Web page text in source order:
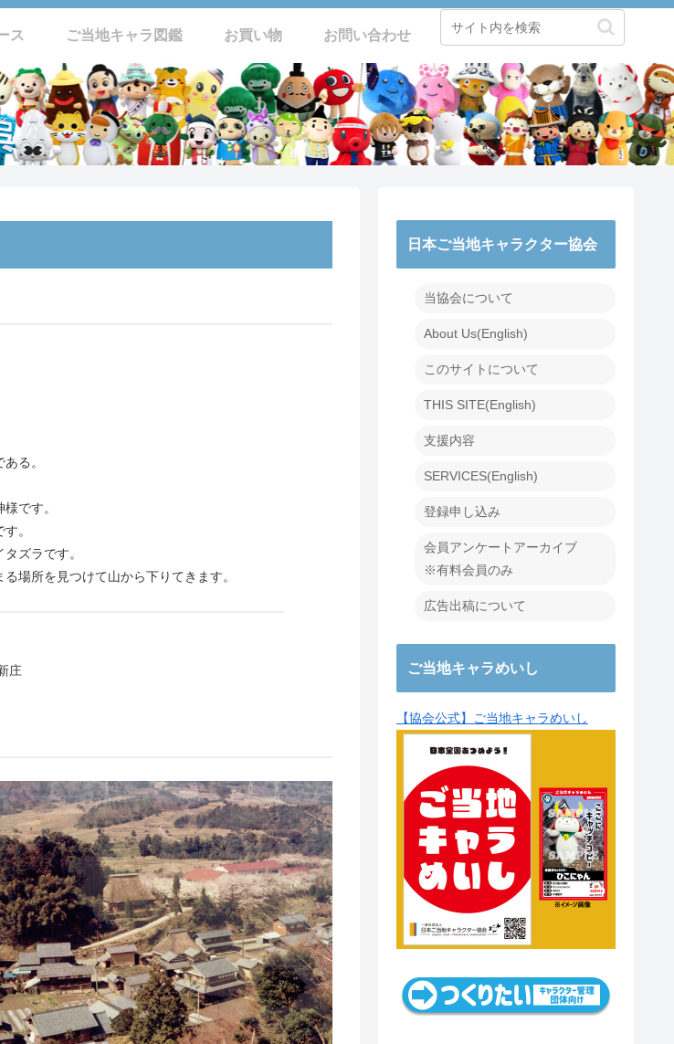
ス ご当地キャラ図鑑 お買い物 お問い合わせ
る。
です。
。
ズラです。
場所を見つけて山から下りてきます。
庄
日本ご当地キャラクター協会
当協会について
About Us(English)
このサイトについて
THIS SITE(English)
支援内容
SERVICES(English)
登録申し込み
会員アンケートアーカイブ
※有料会員のみ
広告出稿について
ご当地キャラめいし
【協会公式】ご当地キャラめいし